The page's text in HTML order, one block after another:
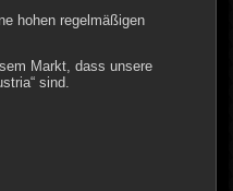
hohen regelmäßigen
Markt, dass unsere
sind.